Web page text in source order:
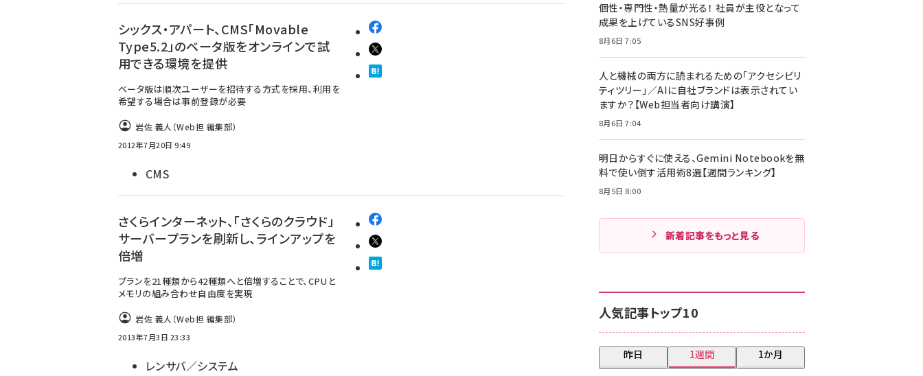
シックス・アパート、CMS「Movable
Type5.2」のベータ版をオンラインで試
用できる環境を提供
ベータ版は順次ユーザーを招待する方式を採用、利用を
希望する場合は事前登録が必要
岩佐 義人（Web担 編集部）
2012年7月20日 9:49
CMS
さくらインターネット、「さくらのクラウド」
サーバープランを刷新し、ラインアップを
倍増
プランを21種類から42種類へと倍増することで、CPUと
メモリの組み合わせ自由度を実現
岩佐 義人（Web担 編集部）
2013年7月3日 23:33
レンサバ／システム
個性・専門性・熱量が光る！ 社員が主役となって
成果を上げているSNS好事例
8月6日 7:05
人と機械の両方に読まれるための「アクセシビリ
ティツリー」／AIに自社ブランドは表示されてい
ますか？【Web担当者向け講演】
8月6日 7:04
明日からすぐに使える、Gemini Notebookを無
料で使い倒す活用術8選【週間ランキング】
8月5日 8:00
新着記事をもっと見る
人気記事トップ10
昨日 1週間 1か月